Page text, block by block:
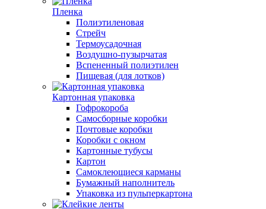
Пленка
Полиэтиленовая
Стрейч
Термоусадочная
Воздушно-пузырчатая
Вспененный полиэтилен
Пищевая (для лотков)
Картонная упаковка
Гофрокороба
Самосборные коробки
Почтовые коробки
Коробки с окном
Картонные тубусы
Картон
Самоклеющиеся карманы
Бумажный наполнитель
Упаковка из пульперкартона